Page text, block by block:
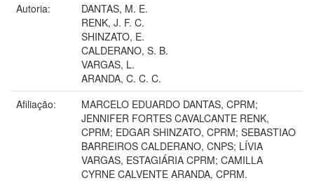
Autoria:
DANTAS, M. E.
RENK, J. F. C.
SHINZATO, E.
CALDERANO, S. B.
VARGAS, L.
ARANDA, C. C. C.
Afiliação:
MARCELO EDUARDO DANTAS, CPRM;
JENNIFER FORTES CAVALCANTE RENK,
CPRM; EDGAR SHINZATO, CPRM; SEBASTIAO
BARREIROS CALDERANO, CNPS; LÍVIA
VARGAS, ESTAGIÁRIA CPRM; CAMILLA
CYRNE CALVENTE ARANDA, CPRM.